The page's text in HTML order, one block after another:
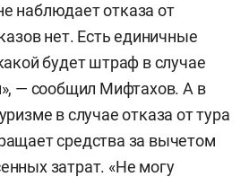
наблюдает отказа от
нет. Есть единичные
будет штраф в случае
— сообщил Мифтахов. А в
в случае отказа от тура
средства за вычетом
затрат. «Не могу